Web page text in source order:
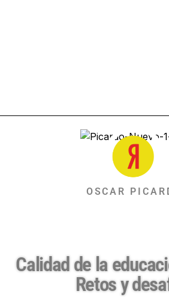
OSCAR
Calidad de la
Retos y